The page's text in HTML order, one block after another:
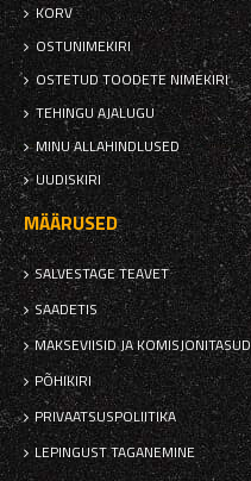
KORV
OSTUNIMEKIRI
OSTETUD TOODETE NIMEKIRI
TEHINGU AJALUGU
MINU ALLAHINDLUSED
UUDISKIRI
MÄÄRUSED
SALVESTAGE TEAVET
SAADETIS
MAKSEVIISID JA KOMISJONITASUD
PÕHIKIRI
PRIVAATSUSPOLIITIKA
LEPINGUST TAGANEMINE